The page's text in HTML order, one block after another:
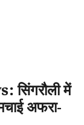
में
अफरा-